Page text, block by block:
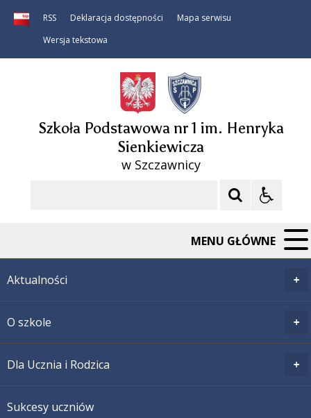
RSS Deklaracja dostępności
Mapa serwisu
Wersja tekstowa
Szkoła Podstawowa nr 1 im. Henryka
Sienkiewicza
w Szczawnicy
MENU GŁÓWNE
Aktualności
O szkole
Dla Ucznia i Rodzica
Sukcesy uczniów